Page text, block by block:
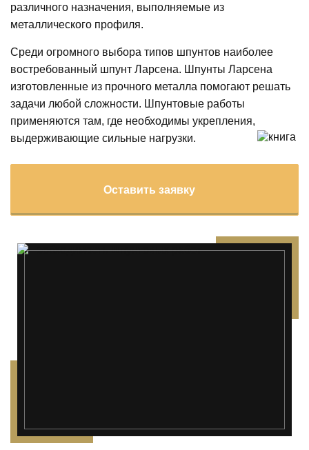
различного назначения, выполняемые из
металлического профиля.
Среди огромного выбора типов шпунтов наиболее
востребованный шпунт Ларсена. Шпунты Ларсена
изготовленные из прочного металла помогают решать
задачи любой сложности. Шпунтовые работы
применяются там, где необходимы укрепления,
выдерживающие сильные нагрузки.
Оставить заявку